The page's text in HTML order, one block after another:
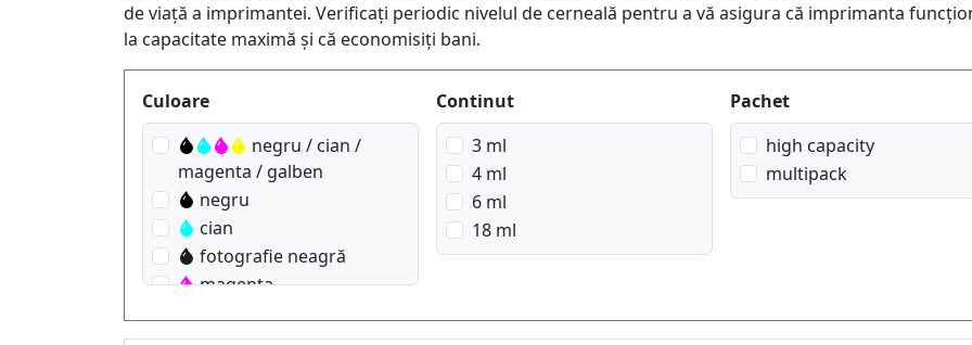
de viață a imprimantei. Verificați periodic nivelul de cerneală pentru a vă asigura că imprimanta
la capacitate maximă și că economisiți bani.
Produktfilter
Culoare
negru / cian /
magenta / galben
negru
cian
fotografie neagră
magenta
Continut
3 ml
4 ml
6 ml
18 ml
Pachet
high capacity
multipack